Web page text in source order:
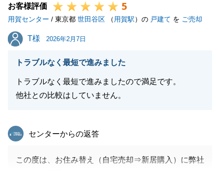
お客様評価 5
用賀センター / 東京都 世田谷区 （ 用賀駅）の 戸建て を ご売却
T様
T様 2026年2月7日
トラブルなく最短で進みました
トラブルなく最短で進みましたので満足です。
他社との比較はしていません。
東急リバブル
センターからの返答
この度は、お住み替え（自宅売却⇒新居購入）に弊社